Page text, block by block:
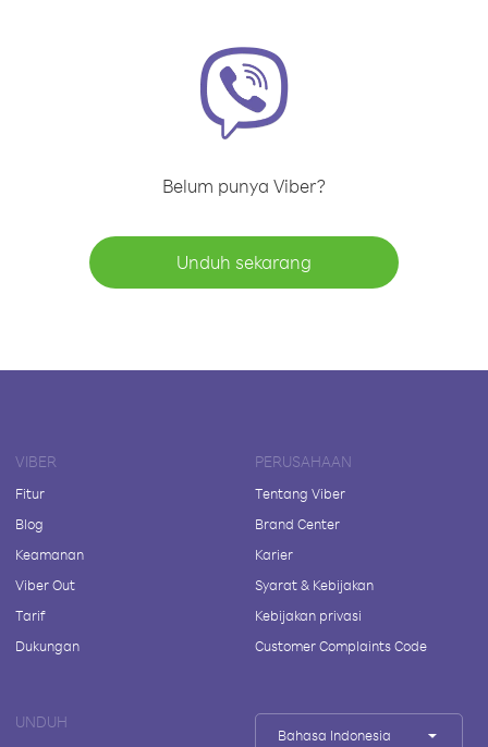
Belum punya Viber?
Unduh sekarang
VIBER
Fitur
Blog
Keamanan
Viber Out
Tarif
Dukungan
PERUSAHAAN
Tentang Viber
Brand Center
Karier
Syarat & Kebijakan
Kebijakan privasi
Customer Complaints Code
UNDUH
Bahasa Indonesia